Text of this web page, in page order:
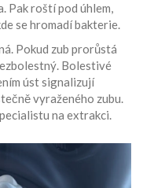
Pak roští pod úhlem,
se hromadí bakterie.
Pokud zub prorůstá
Bolestivé
úst signalizují
vyraženého zubu.
na extrakci.